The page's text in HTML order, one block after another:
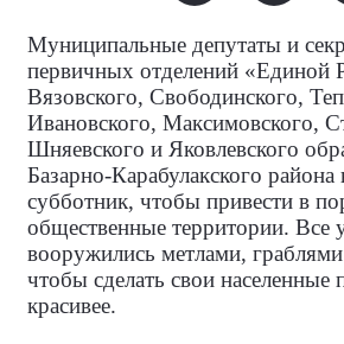
Муниципальные депутаты и
первичных отделений «Единой
Вязовского, Свободинского,
Ивановского, Максимовского,
Шняевского и Яковлевского
Базарно-Карабулакского
субботник, чтобы привести в
общественные территории. Все
вооружились метлами,
чтобы сделать свои
красивее.